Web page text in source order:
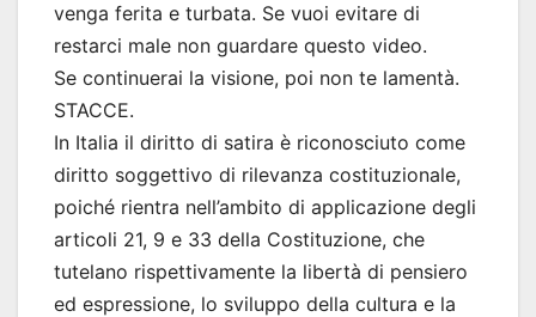
venga ferita e turbata. Se vuoi evitare di
restarci male non guardare questo video.
Se continuerai la visione, poi non te lamentà.
STACCE.
In Italia il diritto di satira è riconosciuto come
diritto soggettivo di rilevanza costituzionale,
poiché rientra nell’ambito di applicazione degli
articoli 21, 9 e 33 della Costituzione, che
tutelano rispettivamente la libertà di pensiero
ed espressione, lo sviluppo della cultura e la